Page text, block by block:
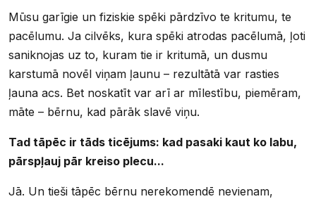
Mūsu garīgie un fiziskie spēki pārdzīvo te kritumu, te
pacēlumu. Ja cilvēks, kura spēki atrodas pacēlumā, ļoti
saniknojas uz to, kuram tie ir kritumā, un dusmu
karstumā novēl viņam ļaunu – rezultātā var rasties
ļauna acs. Bet noskatīt var arī ar mīlestību, piemēram,
māte – bērnu, kad pārāk slavē viņu.
Tad tāpēc ir tāds ticējums: kad pasaki kaut ko labu,
pārspļauj pār kreiso plecu...
Jā. Un tieši tāpēc bērnu nerekomendē nevienam,